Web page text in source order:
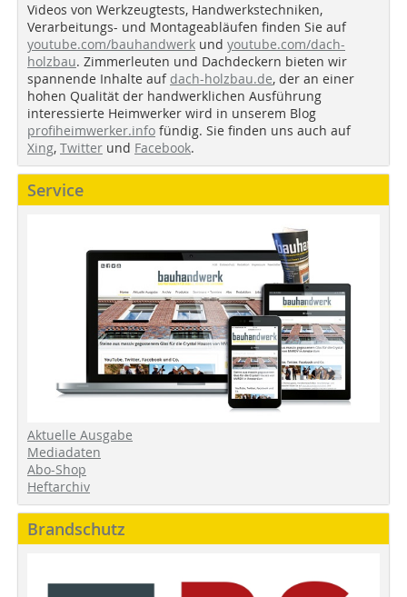
Videos von Werkzeugtests, Handwerkstechniken,
Verarbeitungs- und Montageabläufen finden Sie auf
youtube.com/bauhandwerk und youtube.com/dach-
holzbau. Zimmerleuten und Dachdeckern bieten wir
spannende Inhalte auf dach-holzbau.de, der an einer
hohen Qualität der handwerklichen Ausführung
interessierte Heimwerker wird in unserem Blog
profiheimwerker.info fündig. Sie finden uns auch auf
Xing, Twitter und Facebook.
Service
Aktuelle Ausgabe
Mediadaten
Abo-Shop
Heftarchiv
Brandschutz